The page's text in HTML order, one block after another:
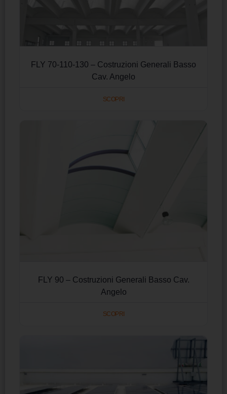
FLY 70-110-130 – Costruzioni Generali Basso
Cav. Angelo
SCOPRI
FLY 90 – Costruzioni Generali Basso Cav.
Angelo
SCOPRI